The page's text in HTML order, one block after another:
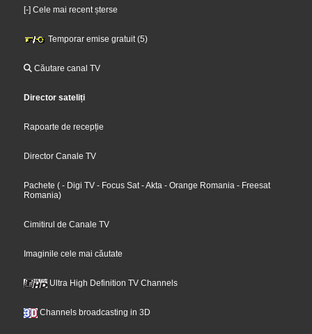
[-] Cele mai recent șterse
Temporar emise gratuit (5)
Căutare canal TV
Director sateliți
Rapoarte de recepție
Director Canale TV
Pachete (- Digi TV - Focus Sat- Akta - Orange Romania - Freesat
Romania)
Cimitirul de Canale TV
Imaginile cele mai căutate
Ultra High Definition TV Channels
Channels broadcasting in 3D